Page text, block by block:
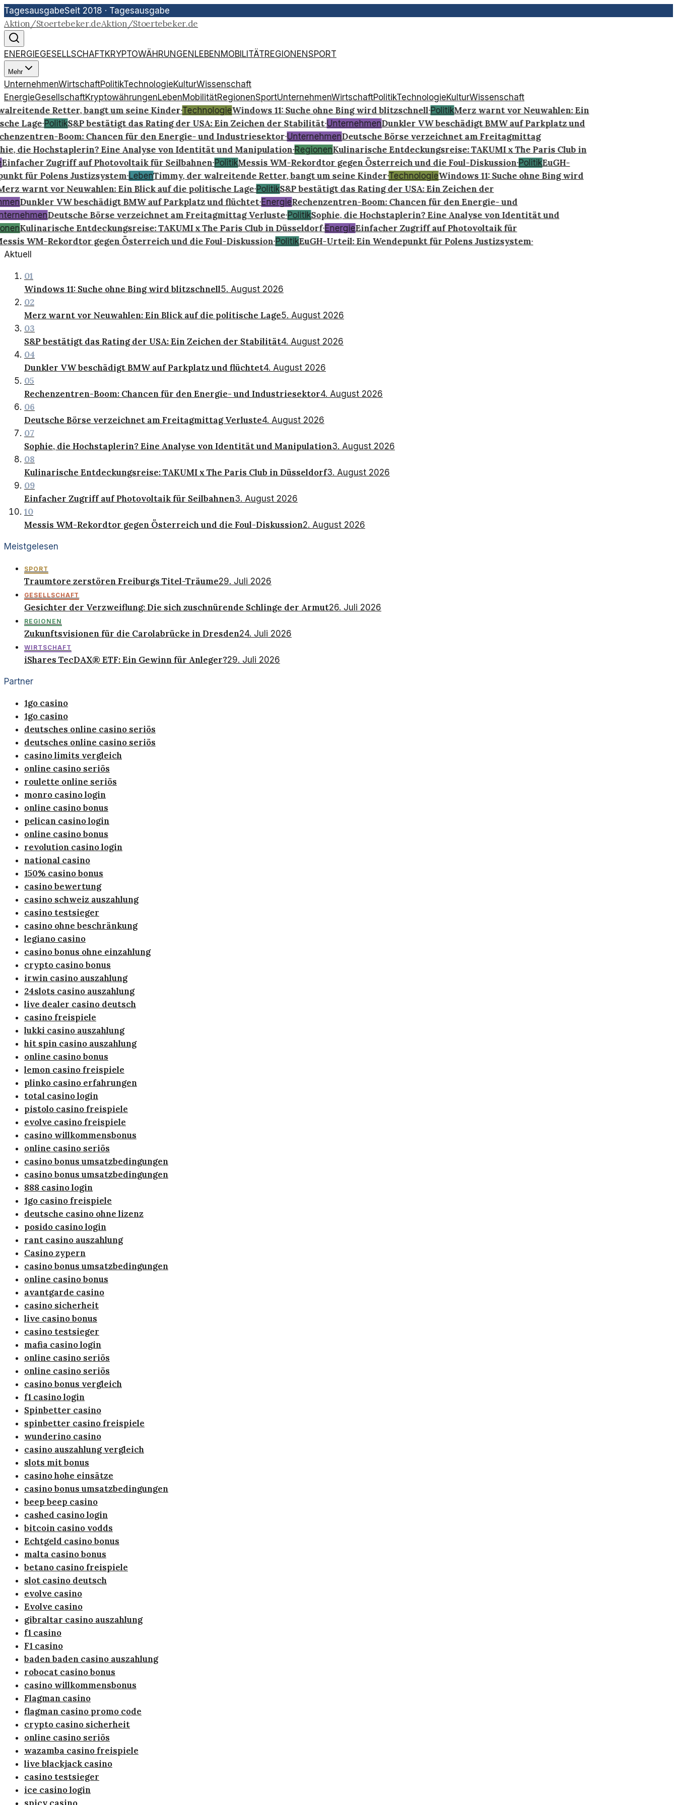
TagesausgabeSeit 2018 · Tagesausgabe
Aktion/Stoertebeker.deAktion/Stoertebeker.de
ENERGIEGESELLSCHAFTKRYPTOWÄHRUNGEN LEBEN MOBILITÄTREGIONENSPORT
Mehr
UnternehmenWirtschaftPolitikTechnologieKulturWissenschaft
EnergieGesellschaftKryptowährungenLebenMobilitätRegionenSportUnternehmenWirtschaftPolitikTechnologieKulturWissenschaft
Retter, bangt um seine Kinder·TechnologieWindows 11: Suche ohne Bing wird blitzschnell·PolitikMerz warnt vor Neuwahlen: Ein
Lage·PolitikS&P bestätigt das Rating der USA: Ein Zeichen der Stabilität·UnternehmenDunkler VW beschädigt BMW auf Parkplatz und
Boom: Chancen für den Energie- und Industriesektor·UnternehmenDeutsche Börse verzeichnet am Freitagmittag
die Hochstaplerin? Eine Analyse von Identität und Manipulation·RegionenKulinarische Entdeckungsreise: TAKUMI x The Paris Club in
Zugriff auf Photovoltaik für Seilbahnen·PolitikMessis WM-Rekordtor gegen Österreich und die Foul-Diskussion·PolitikEuGH-
für Polens Justizsystem·LebenTimmy, der walreitende Retter, bangt um seine Kinder·TechnologieWindows 11: Suche ohne Bing wird
warnt vor Neuwahlen: Ein Blick auf die politische Lage·PolitikS&P bestätigt das Rating der USA: Ein Zeichen der
Dunkler VW beschädigt BMW auf Parkplatz und flüchtet·EnergieRechenzentren-Boom: Chancen für den Energie- und
Deutsche Börse verzeichnet am Freitagmittag Verluste·PolitikSophie, die Hochstaplerin? Eine Analyse von Identität und
Kulinarische Entdeckungsreise: TAKUMI x The Paris Club in Düsseldorf·EnergieEinfacher Zugriff auf Photovoltaik für
WM-Rekordtor gegen Österreich und die Foul-Diskussion·PolitikEuGH-Urteil: Ein Wendepunkt für Polens Justizsystem·
Aktuell
01
Windows 11: Suche ohne Bing wird blitzschnell5. August 2026
02
Merz warnt vor Neuwahlen: Ein Blick auf die politische Lage5. August 2026
03
S&P bestätigt das Rating der USA: Ein Zeichen der Stabilität4. August 2026
04
Dunkler VW beschädigt BMW auf Parkplatz und flüchtet4. August 2026
05
Rechenzentren-Boom: Chancen für den Energie- und Industriesektor4. August 2026
06
Deutsche Börse verzeichnet am Freitagmittag Verluste4. August 2026
07
Sophie, die Hochstaplerin? Eine Analyse von Identität und Manipulation3. August 2026
08
Kulinarische Entdeckungsreise: TAKUMI x The Paris Club in Düsseldorf3. August 2026
09
Einfacher Zugriff auf Photovoltaik für Seilbahnen3. August 2026
10
Messis WM-Rekordtor gegen Österreich und die Foul-Diskussion2. August 2026
Meistgelesen
SPORT
Traumtore zerstören Freiburgs Titel-Träume29. Juli 2026
GESELLSCHAFT
Gesichter der Verzweiflung: Die sich zuschnürende Schlinge der Armut26. Juli 2026
REGIONEN
Zukunftsvisionen für die Carolabrücke in Dresden24. Juli 2026
WIRTSCHAFT
iShares TecDAX® ETF: Ein Gewinn für Anleger?29. Juli 2026
Partner
1go casino
1go casino
deutsches online casino seriös
deutsches online casino seriös
casino limits vergleich
online casino seriös
roulette online seriös
monro casino login
online casino bonus
pelican casino login
online casino bonus
revolution casino login
national casino
150% casino bonus
casino bewertung
casino schweiz auszahlung
casino testsieger
casino ohne beschränkung
legiano casino
casino bonus ohne einzahlung
crypto casino bonus
irwin casino auszahlung
24slots casino auszahlung
live dealer casino deutsch
casino freispiele
lukki casino auszahlung
hit spin casino auszahlung
online casino bonus
lemon casino freispiele
plinko casino erfahrungen
total casino login
pistolo casino freispiele
evolve casino freispiele
casino willkommensbonus
online casino seriös
casino bonus umsatzbedingungen
casino bonus umsatzbedingungen
888 casino login
1go casino freispiele
deutsche casino ohne lizenz
posido casino login
rant casino auszahlung
Casino zypern
casino bonus umsatzbedingungen
online casino bonus
avantgarde casino
casino sicherheit
live casino bonus
casino testsieger
mafia casino login
online casino seriös
online casino seriös
casino bonus vergleich
f1 casino login
Spinbetter casino
spinbetter casino freispiele
wunderino casino
casino auszahlung vergleich
slots mit bonus
casino hohe einsätze
casino bonus umsatzbedingungen
beep beep casino
cashed casino login
bitcoin casino vodds
Echtgeld casino bonus
malta casino bonus
betano casino freispiele
slot casino deutsch
evolve casino
Evolve casino
gibraltar casino auszahlung
f1 casino
F1 casino
baden baden casino auszahlung
robocat casino bonus
casino willkommensbonus
Flagman casino
flagman casino promo code
crypto casino sicherheit
online casino seriös
wazamba casino freispiele
live blackjack casino
casino testsieger
ice casino login